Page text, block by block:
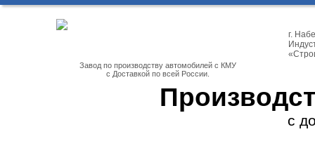
Завод по производству автомобилей с КМУ
с Доставкой по всей России.
г.
с